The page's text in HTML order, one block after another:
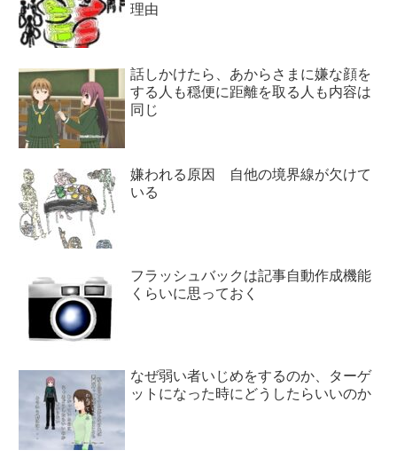
理由
話しかけたら、あからさまに嫌な顔を
する人も穏便に距離を取る人も内容は
同じ
嫌われる原因 自他の境界線が欠けて
いる
フラッシュバックは記事自動作成機能
くらいに思っておく
なぜ弱い者いじめをするのか、ターゲ
ットになった時にどうしたらいいのか